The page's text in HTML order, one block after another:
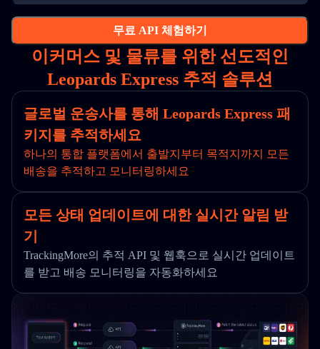
무료 API 체험하기
이커머스 및 물류를 위한 선도적인
Leopards Express 추적 솔루션
글로벌 운송사를 통해 Leopards Express 패
키지를 추적하세요
하나의 통합 플랫폼에서 출발지부터 목적지까지 모든
배송을 추적하고 모니터링하세요
모든 상태 업데이트에 대한 실시간 알림 받
기
TrackingMore의 추적 API 및 웹훅으로 실시간 업데이트
를 받고 배송 모니터링을 자동화하세요